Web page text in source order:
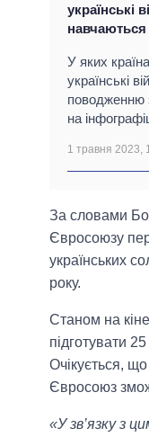
українські
навчаються
У яких
українські
поводженню
на
1 травня 2023,
За словами
Євросоюзу
українських
року.
Станом на
підготувати
Очікується,
Євросоюз
«У зв’язку з